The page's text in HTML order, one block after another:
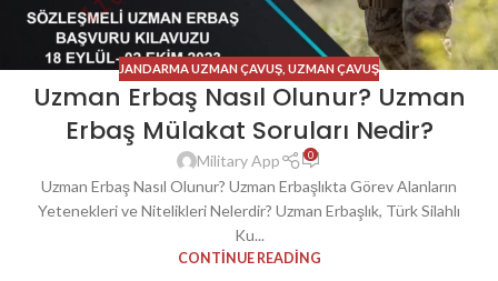
JANDARMA UZMAN ÇAVUŞ UZMAN ÇAVUŞ
Uzman Erbaş Nasıl Olunur? Uzman
Erbaş Mülakat Soruları Nedir?
Military App 0
Uzman Erbaş Nasıl Olunur? Uzman Erbaşlıkta Görev Alanların
Yetenekleri ve Nitelikleri Nelerdir? Uzman Erbaşlık, Türk Silahlı
Ku...
CONTINUE READING